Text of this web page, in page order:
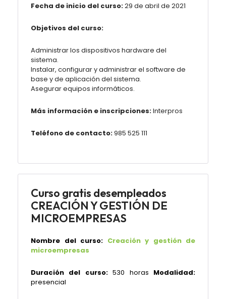
Fecha de inicio del curso:29 de abril de 2021
Objetivos del curso:
Administrar los dispositivos hardware del
sistema.
Instalar, configurar y administrar el software de
base y de aplicación del sistema.
Asegurar equipos informáticos.
Más información e inscripciones:Interpros
Teléfono de contacto:985 525 111
Curso gratis desempleados
CREACIÓN Y GESTIÓN DE
MICROEMPRESAS
Nombre del curso: Creación y gestión de
microempresas
Duración del curso:530 horas Modalidad:
presencial